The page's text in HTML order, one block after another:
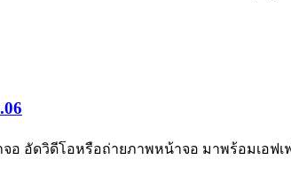
าจอ อัดวิดีโอหรือถ่ายภาพหน้าจอ มาพร้อมเ